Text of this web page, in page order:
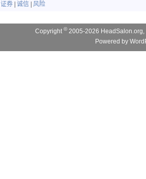
证券 诚信 风险
Copyright© 2005-2026
Powered by